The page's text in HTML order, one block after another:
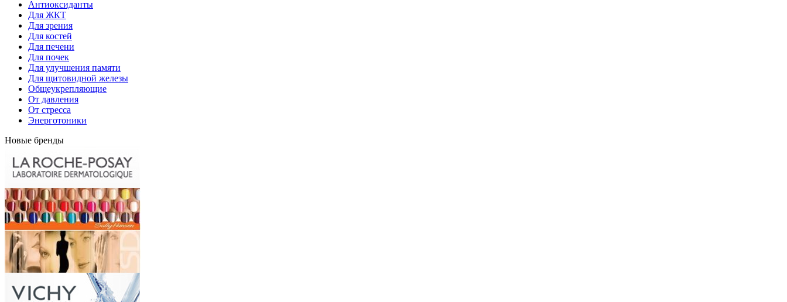
Антиоксиданты
Для ЖКТ
Для зрения
Для костей
Для печени
Для почек
Для улучшения памяти
Для щитовидной железы
Общеукрепляющие
От давления
От стресса
Энерготоники
Новые бренды